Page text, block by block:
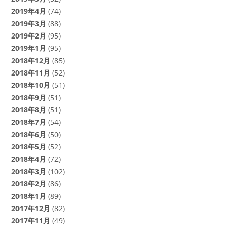
2019年4月 (74)
2019年3月 (88)
2019年2月 (95)
2019年1月 (95)
2018年12月 (85)
2018年11月 (52)
2018年10月 (51)
2018年9月 (51)
2018年8月 (51)
2018年7月 (54)
2018年6月 (50)
2018年5月 (52)
2018年4月 (72)
2018年3月 (102)
2018年2月 (86)
2018年1月 (89)
2017年12月 (82)
2017年11月 (49)